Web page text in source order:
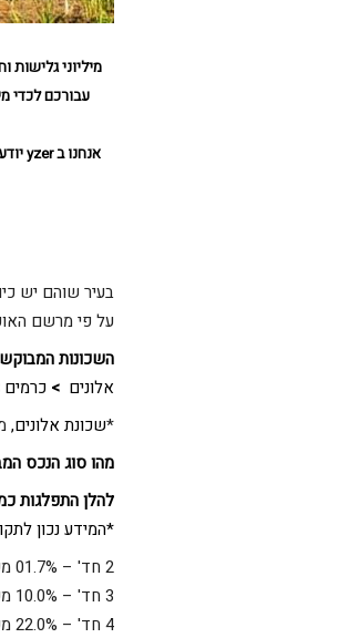
עבורכם לכדי
בעיר שוהם יש כיום כ-3 פרויקטים בכל השלבים, מתכנון
על פי מרשם האוכלוסין, נכון
השכונות
אלונים > כרמים
*שכונת אלונים,
מהו סוג הנכס
להלןהתפלגות
*המידע נכון לתקופה של 12
2 חד' – 01.7% מכלל החיפושים
3 חד' – 10.0% מכלל החיפושים
4 חד' – 22.0% מכלל החיפושים